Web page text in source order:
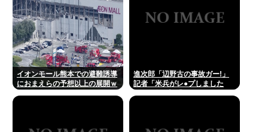
イオンモール熊本での避難誘導
におまえらの予想以上の展開ｗ
進次郎「辺野古の事故ガー!」
記者「米兵がレ●プしました